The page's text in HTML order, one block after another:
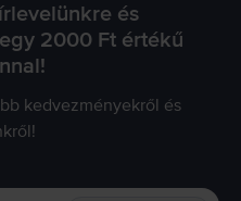
és
2000 Ft értékű
kedvezményekről és